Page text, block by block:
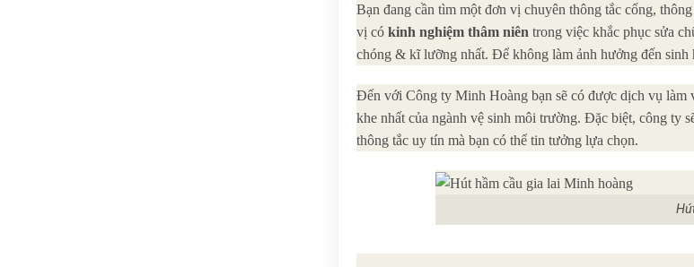
Bạn đang cần tìm một đơn vị chuyên thông tắc cống,
vị có kinh nghiệm thâm niên trong việc khắc phục sửa
chóng & kĩ lưỡng nhất. Để không làm ảnh hưởng đến sinh
Đến với Công ty Minh Hoàng bạn sẽ có được dịch vụ làm
khe nhất của ngành vệ sinh môi trường. Đặc biệt, công ty
thông tắc uy tín mà bạn có thể tin tưởng lựa chọn.